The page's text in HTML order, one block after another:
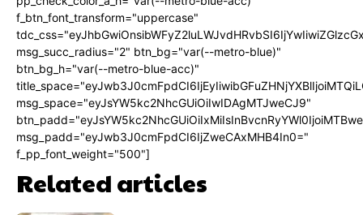
f_btn_font_transform="uppercase"
msg_succ_radius="2" btn_bg="var(--metro-blue)"
btn_bg_h="var(--metro-blue-acc)"
msg_space="eyJsYW5kc2NhcGUiOiIwIDAgMTJweCJ9"
msg_padd="eyJwb3J0cmFpdCI6IjZweCAxMHB4In0="
f_pp_font_weight="500"]
Related articles